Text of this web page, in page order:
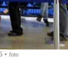
• foto